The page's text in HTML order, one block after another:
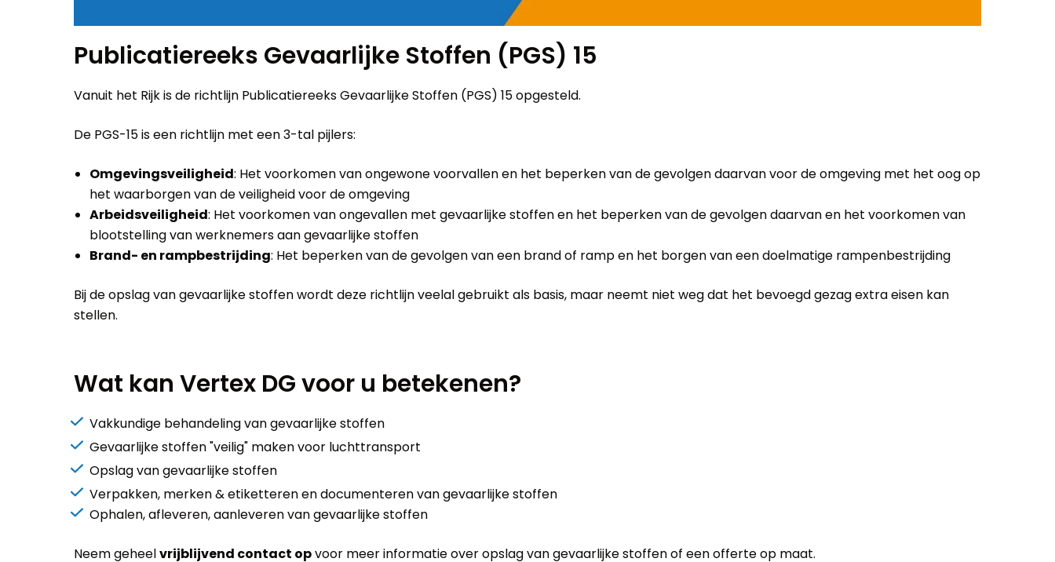
Publicatiereeks Gevaarlijke Stoffen (PGS) 15
Vanuit het Rijk is de richtlijn Publicatiereeks Gevaarlijke Stoffen (PGS) 15 opgesteld.
De PGS-15 is een richtlijn met een 3-tal pijlers:
Omgevingsveiligheid: Het voorkomen van ongewone voorvallen en het beperken van de gevolgen daarvan voor de omgeving met het oog op
het waarborgen van de veiligheid voor de omgeving
Arbeidsveiligheid: Het voorkomen van ongevallen met gevaarlijke stoffen en het beperken van de gevolgen daarvan en het voorkomen van
blootstelling van werknemers aan gevaarlijke stoffen
Brand- en rampbestrijding: Het beperken van de gevolgen van een brand of ramp en het borgen van een doelmatige rampenbestrijding
Bij de opslag van gevaarlijke stoffen wordt deze richtlijn veelal gebruikt als basis, maar neemt niet weg dat het bevoegd gezag extra eisen kan
stellen.
Wat kan Vertex DG voor u betekenen?
Vakkundige behandeling van gevaarlijke stoffen
Gevaarlijke stoffen "veilig" maken voor luchttransport
Opslag van gevaarlijke stoffen
Verpakken, merken & etiketteren en documenteren van gevaarlijke stoffen
Ophalen, afleveren, aanleveren van gevaarlijke stoffen
Neem geheelvrijblijvend contact opvoor meer informatie over opslag van gevaarlijke stoffen of een offerte op maat.